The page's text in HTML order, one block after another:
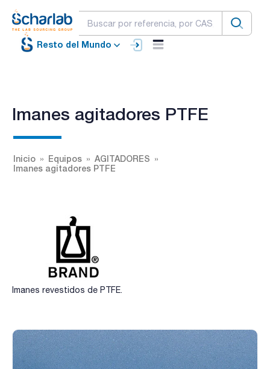
Resto del Mundo
Imanes agitadores PTFE
Inicio Equipos
AGITADORES
Imanes agitadores PTFE
Imanes revestidos de PTFE.